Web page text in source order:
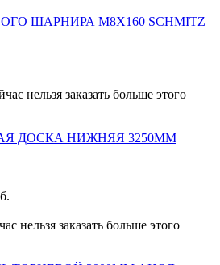
ШАРНИРА М8Х160 SCHMITZ
нельзя заказать больше этого
ДОСКА НИЖНЯЯ 3250ММ
нельзя заказать больше этого